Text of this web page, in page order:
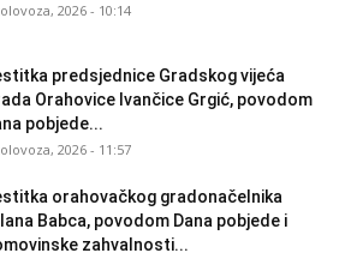
2026 - 10:14
predsjednice Gradskog vijeća
Orahovice Ivančice Grgić, povodom
pobjede...
2026 - 11:57
orahovačkog gradonačelnika
Babca, povodom Dana pobjede i
zahvalnosti...